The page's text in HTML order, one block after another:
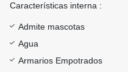
Características interna :
Admite mascotas
Agua
Armarios Empotrados